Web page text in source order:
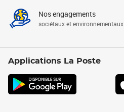
Nos engagements
sociétaux et environnementaux
Applications La Poste